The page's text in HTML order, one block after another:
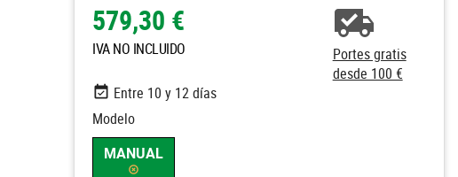
579,30 €
IVA NO INCLUIDO
Portes gratis
desde 100 €
Entre 10 y 12 días
Modelo
MANUAL